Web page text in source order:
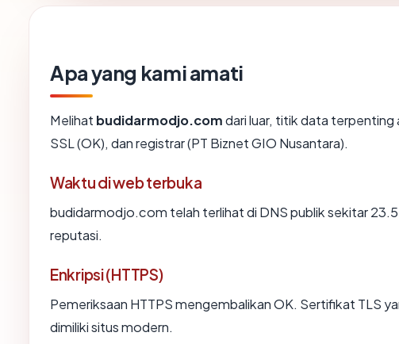
Apa yang kami amati
Melihat budidarmodjo.comdari luar, titik data terpenting
SSL (OK), dan registrar (PT Biznet GIO Nusantara).
Waktu di web terbuka
budidarmodjo.com telah terlihat di DNS publik sekitar
reputasi.
Enkripsi (HTTPS)
Pemeriksaan HTTPS mengembalikan OK. Sertifikat TLS
dimiliki situs modern.